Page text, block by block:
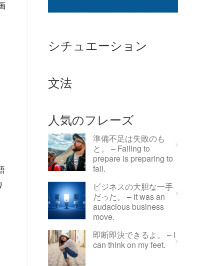
シチュエーション
文法
人気のフレーズ
準備不足は失敗のも
と。 – Failing to
prepare is preparing to
fail.
ビジネスの大胆な一手
だった。 – It was an
audacious business
move.
即断即決できるよ。 – I
can think on my feet.